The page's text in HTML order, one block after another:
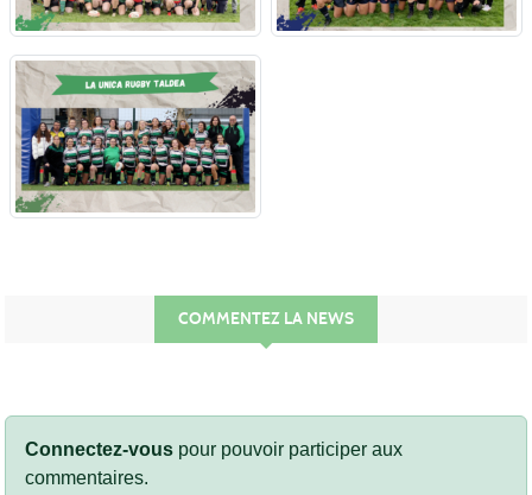
COMMENTEZ LA NEWS
Connectez-vous pour pouvoir participer aux
commentaires.